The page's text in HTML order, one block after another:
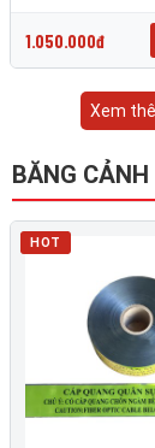
1.050.000đ
Xem
BĂNG CẢNH
HOT